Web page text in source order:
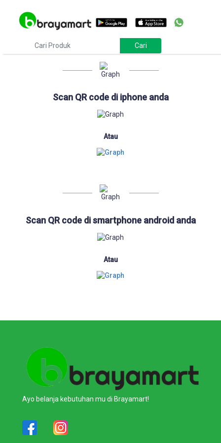
Download
Scan QR code di iphone anda
Atau
Scan QR code di smartphone android anda
Atau
Ayo belanja kebutuhan mu di Brayamart!